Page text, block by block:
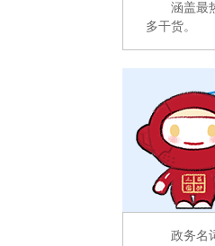
涵盖最热
多干货。
政务名词